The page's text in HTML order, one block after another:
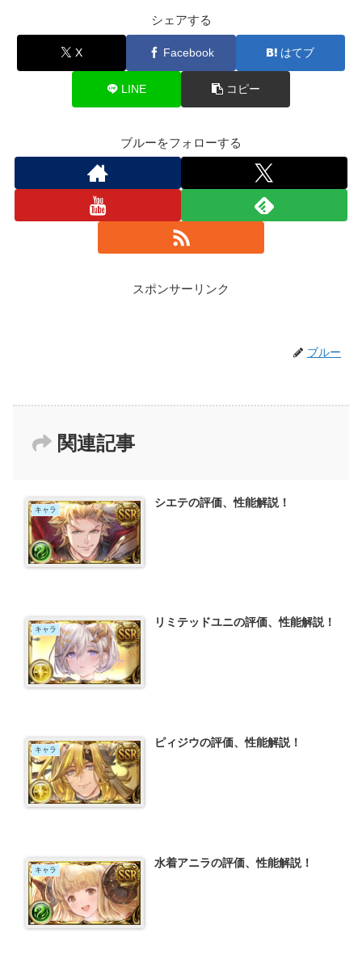
シェアする
X Facebook はてブ
LINE コピー
ブルーをフォローする
スポンサーリンク
ブルー
関連記事
キャラ
シエテの評価、性能解説！
キャラ
リミテッドユニの評価、性能解説！
キャラ
ピィジウの評価、性能解説！
キャラ
水着アニラの評価、性能解説！